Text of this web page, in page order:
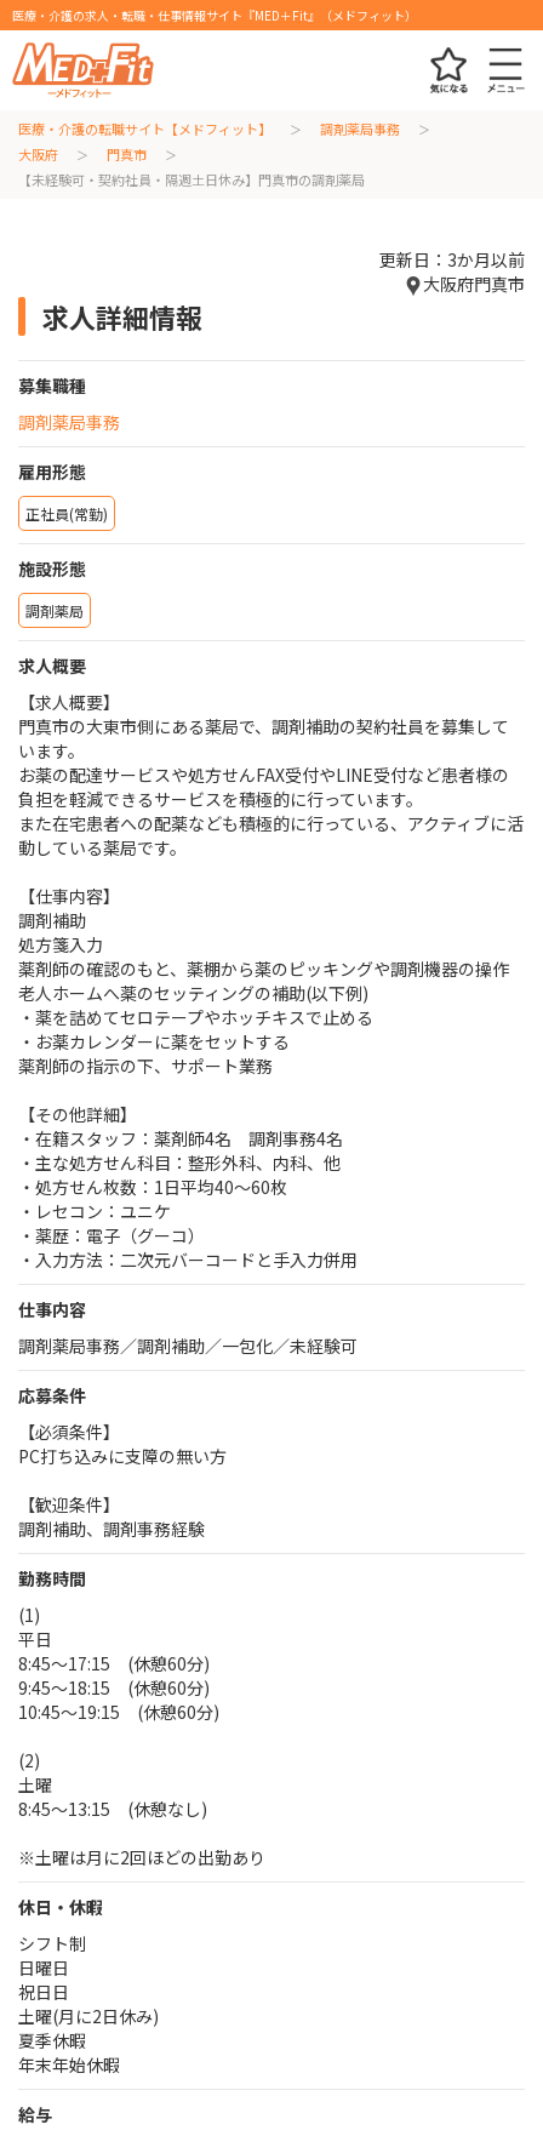
医療・介護の求人・転職・仕事情報サイト『MED＋Fit』（メドフィット）
医療・介護の転職サイト【メドフィット】
調剤薬局事務
大阪府
門真市
【未経験可・契約社員・隔週土日休み】門真市の調剤薬局
更新日：3か月以前
大阪府門真市
求人詳細情報
募集職種
調剤薬局事務
雇用形態
正社員(常勤)
施設形態
調剤薬局
求人概要
【求人概要】
門真市の大東市側にある薬局で、調剤補助の契約社員を募集して
います。
お薬の配達サービスや処方せんFAX受付やLINE受付など患者様の
負担を軽減できるサービスを積極的に行っています。
また在宅患者への配薬なども積極的に行っている、アクティブに活
動している薬局です。
【仕事内容】
調剤補助
処方箋入力
薬剤師の確認のもと、薬棚から薬のピッキングや調剤機器の操作
老人ホームへ薬のセッティングの補助(以下例)
・薬を詰めてセロテープやホッチキスで止める
・お薬カレンダーに薬をセットする
薬剤師の指示の下、サポート業務
【その他詳細】
・在籍スタッフ：薬剤師4名 調剤事務4名
・主な処方せん科目：整形外科、内科、他
・処方せん枚数：1日平均40～60枚
・レセコン：ユニケ
・薬歴：電子（グーコ）
・入力方法：二次元バーコードと手入力併用
仕事内容
調剤薬局事務／調剤補助／一包化／未経験可
応募条件
【必須条件】
PC打ち込みに支障の無い方
【歓迎条件】
調剤補助、調剤事務経験
勤務時間
(1)
平日
8:45～17:15 (休憩60分)
9:45～18:15 (休憩60分)
10:45～19:15 (休憩60分)
(2)
土曜
8:45～13:15 (休憩なし)
※土曜は月に2回ほどの出勤あり
休日・休暇
シフト制
日曜日
祝日日
土曜(月に2日休み)
夏季休暇
年末年始休暇
給与